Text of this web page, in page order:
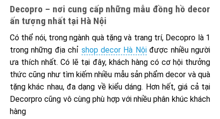
Decopro – nơi cung cấp những mẫu đồng hồ decor
ấn tượng nhất tại Hà Nội
Có thể nói, trong ngành quà tặng và trang trí, Decopro là 1
trong những địa chỉ shop decor Hà Nộiđược nhiều người
ưa thích nhất. Có lẽ tại đây, khách hàng có cơ hội thưởng
thức cũng như tìm kiếm nhiều mẫu sản phẩm decor và quà
tặng khác nhau, đa dạng về kiểu dáng. Hơn hết, giá cả tại
Decorpro cũng vô cùng phù hợp với nhiều phân khúc khách
hàng